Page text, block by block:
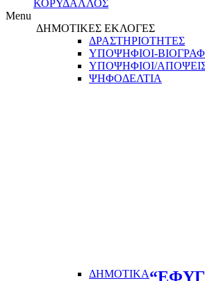
ΚΟΡΥΔΑΛΛΟΣ
Menu
ΔΗΜΟΤΙΚΕΣ ΕΚΛΟΓΕΣ
ΔΡΑΣΤΗΡΙΟΤΗΤΕΣ
ΥΠΟΨΗΦΙΟΙ-
ΥΠΟΨΗΦΙΟΙ/
ΨΗΦΟΔΕΛΤΙΑ
ΔΗΜΟΤΙΚΑ